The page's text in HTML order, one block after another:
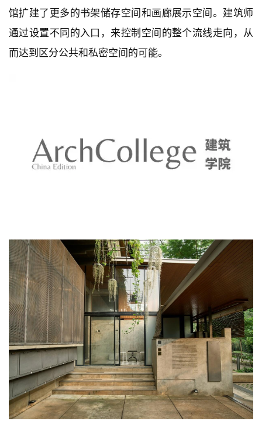
馆扩建了更多的书架储存空间和画廊展示空间。建筑师
通过设置不同的入口，来控制空间的整个流线走向，从
而达到区分公共和私密空间的可能。